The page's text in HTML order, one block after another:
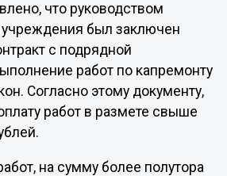
что руководством
учреждения был заключен
с подрядной
работ по капремонту
Согласно этому документу,
работ в размете свыше
на сумму более полутора